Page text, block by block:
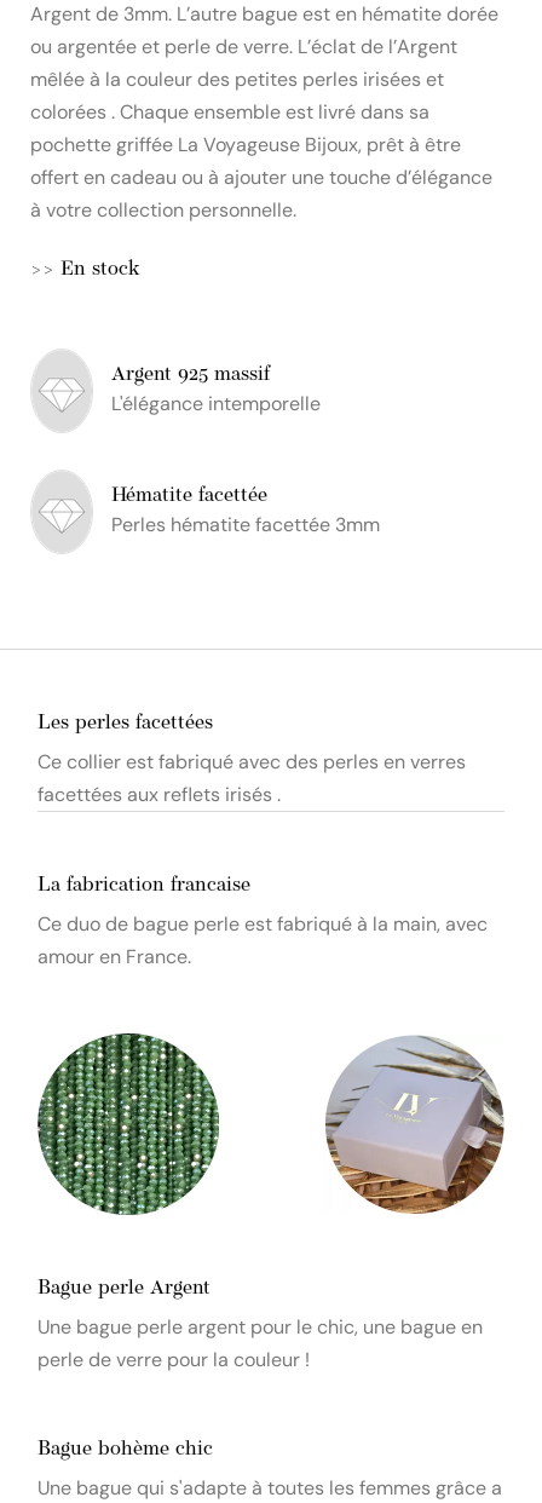
Argent de 3mm. L’autre bague est en hématite dorée
ou argentée et perle de verre. L’éclat de l’Argent
mêlée à la couleur des petites perles irisées et
colorées . Chaque ensemble est livré dans sa
pochette griffée La Voyageuse Bijoux, prêt à être
offert en cadeau ou à ajouter une touche d’élégance
à votre collection personnelle.
>> En stock
Argent 925 massif
L'élégance intemporelle
Hématite facettée
Perles hématite facettée 3mm
Les perles facettées
Ce collier est fabriqué avec des perles en verres
facettées aux reflets irisés .
La fabrication francaise
Ce duo de bague perle est fabriqué à la main, avec
amour en France.
Bague perle Argent
Une bague perle argent pour le chic, une bague en
perle de verre pour la couleur !
Bague bohème chic
Une bague qui s'adapte à toutes les femmes grâce a